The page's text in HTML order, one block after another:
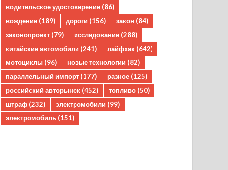
водительское удостоверение (86)
вождение (189) дороги (156) закон (84)
законопроект (79) исследование (288)
китайские автомобили (241) лайфхак (642)
мотоциклы (96) новые технологии (82)
параллельный импорт (177) разное (125)
российский авторынок (452) топливо (50)
штраф (232) электромобили (99)
электромобиль (151)